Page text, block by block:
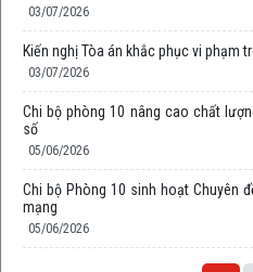
03/07/2026
Kiến nghị Tòa án khắc phục vi phạm
03/07/2026
Chi bộ phòng 10 nâng cao chất
số
05/06/2026
Chi bộ Phòng 10 sinh hoạt Chuyên
mạng
05/06/2026